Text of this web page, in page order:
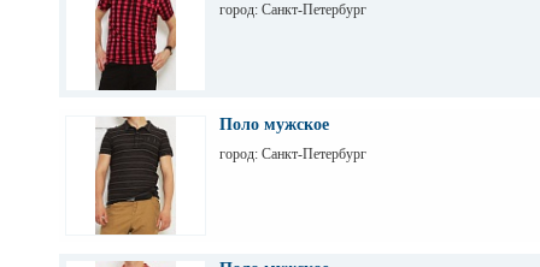
город: Санкт-Петербург
Поло мужское
город: Санкт-Петербург